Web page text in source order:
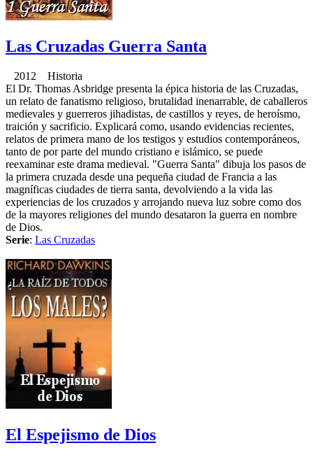
Las Cruzadas Guerra Santa
2012 Historia
El Dr. Thomas Asbridge presenta la épica historia de las Cruzadas,
un relato de fanatismo religioso, brutalidad inenarrable, de caballeros
medievales y guerreros jihadistas, de castillos y reyes, de heroísmo,
traición y sacrificio. Explicará como, usando evidencias recientes,
relatos de primera mano de los testigos y estudios contemporáneos,
tanto de por parte del mundo cristiano e islámico, se puede
reexaminar este drama medieval. "Guerra Santa" dibuja los pasos de
la primera cruzada desde una pequeña ciudad de Francia a las
magníficas ciudades de tierra santa, devolviendo a la vida las
experiencias de los cruzados y arrojando nueva luz sobre como dos
de la mayores religiones del mundo desataron la guerra en nombre
de Dios.
Serie: Las Cruzadas
El Espejismo de Dios